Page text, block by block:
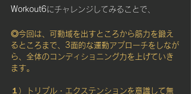
Workout6にチャレンジしてみることで、
◎今回は、可動域を出すところから筋力を鍛え
るところまで、3面的な運動アプローチをしなが
ら、全体のコンディショニング力を上げていき
ます。
１）トリプル・エクステンションを意識して無